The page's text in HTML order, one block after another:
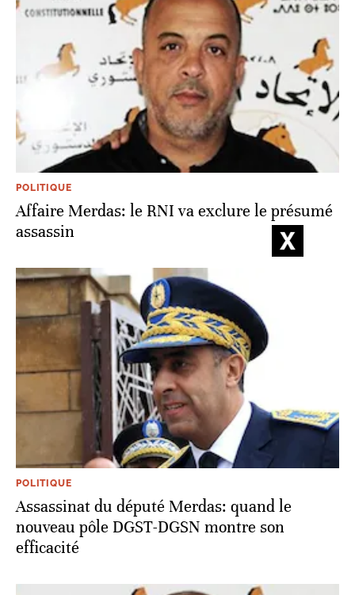
POLITIQUE
Affaire Merdas: le RNI va exclure le présumé
assassin
POLITIQUE
Assassinat du député Merdas: quand le
nouveau pôle DGST-DGSN montre son
efficacité